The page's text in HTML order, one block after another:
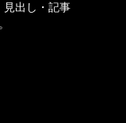
見出し・記事